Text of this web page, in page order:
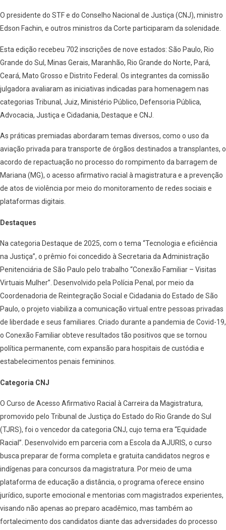
O presidente do STF e do Conselho Nacional de Justiça (CNJ), ministro
Edson Fachin, e outros ministros da Corte participaram da solenidade.
Esta edição recebeu 702 inscrições de nove estados: São Paulo, Rio
Grande do Sul, Minas Gerais, Maranhão, Rio Grande do Norte, Pará,
Ceará, Mato Grosso e Distrito Federal. Os integrantes da comissão
julgadora avaliaram as iniciativas indicadas para homenagem nas
categorias Tribunal, Juiz, Ministério Público, Defensoria Pública,
Advocacia, Justiça e Cidadania, Destaque e CNJ.
As práticas premiadas abordaram temas diversos, como o uso da
aviação privada para transporte de órgãos destinados a transplantes, o
acordo de repactuação no processo do rompimento da barragem de
Mariana (MG), o acesso afirmativo racial à magistratura e a prevenção
de atos de violência por meio do monitoramento de redes sociais e
plataformas digitais.
Destaques
Na categoria Destaque de 2025, com o tema “Tecnologia e eficiência
na Justiça”, o prêmio foi concedido à Secretaria da Administração
Penitenciária de São Paulo pelo trabalho “Conexão Familiar – Visitas
Virtuais Mulher”. Desenvolvido pela Polícia Penal, por meio da
Coordenadoria de Reintegração Social e Cidadania do Estado de São
Paulo, o projeto viabiliza a comunicação virtual entre pessoas privadas
de liberdade e seus familiares. Criado durante a pandemia de Covid-19,
o Conexão Familiar obteve resultados tão positivos que se tornou
política permanente, com expansão para hospitais de custódia e
estabelecimentos penais femininos.
Categoria CNJ
O Curso de Acesso Afirmativo Racial à Carreira da Magistratura,
promovido pelo Tribunal de Justiça do Estado do Rio Grande do Sul
(TJRS), foi o vencedor da categoria CNJ, cujo tema era “Equidade
Racial”. Desenvolvido em parceria com a Escola da AJURIS, o curso
busca preparar de forma completa e gratuita candidatos negros e
indígenas para concursos da magistratura. Por meio de uma
plataforma de educação a distância, o programa oferece ensino
jurídico, suporte emocional e mentorias com magistrados experientes,
visando não apenas ao preparo acadêmico, mas também ao
fortalecimento dos candidatos diante das adversidades do processo